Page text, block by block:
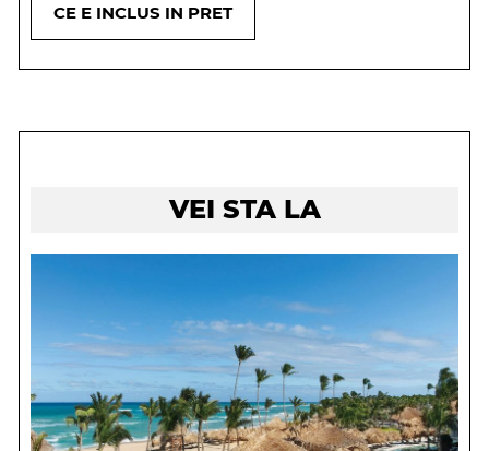
CE E INCLUS IN PRET
VEI STA LA